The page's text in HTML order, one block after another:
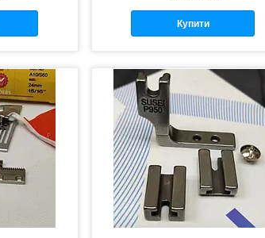
Купити